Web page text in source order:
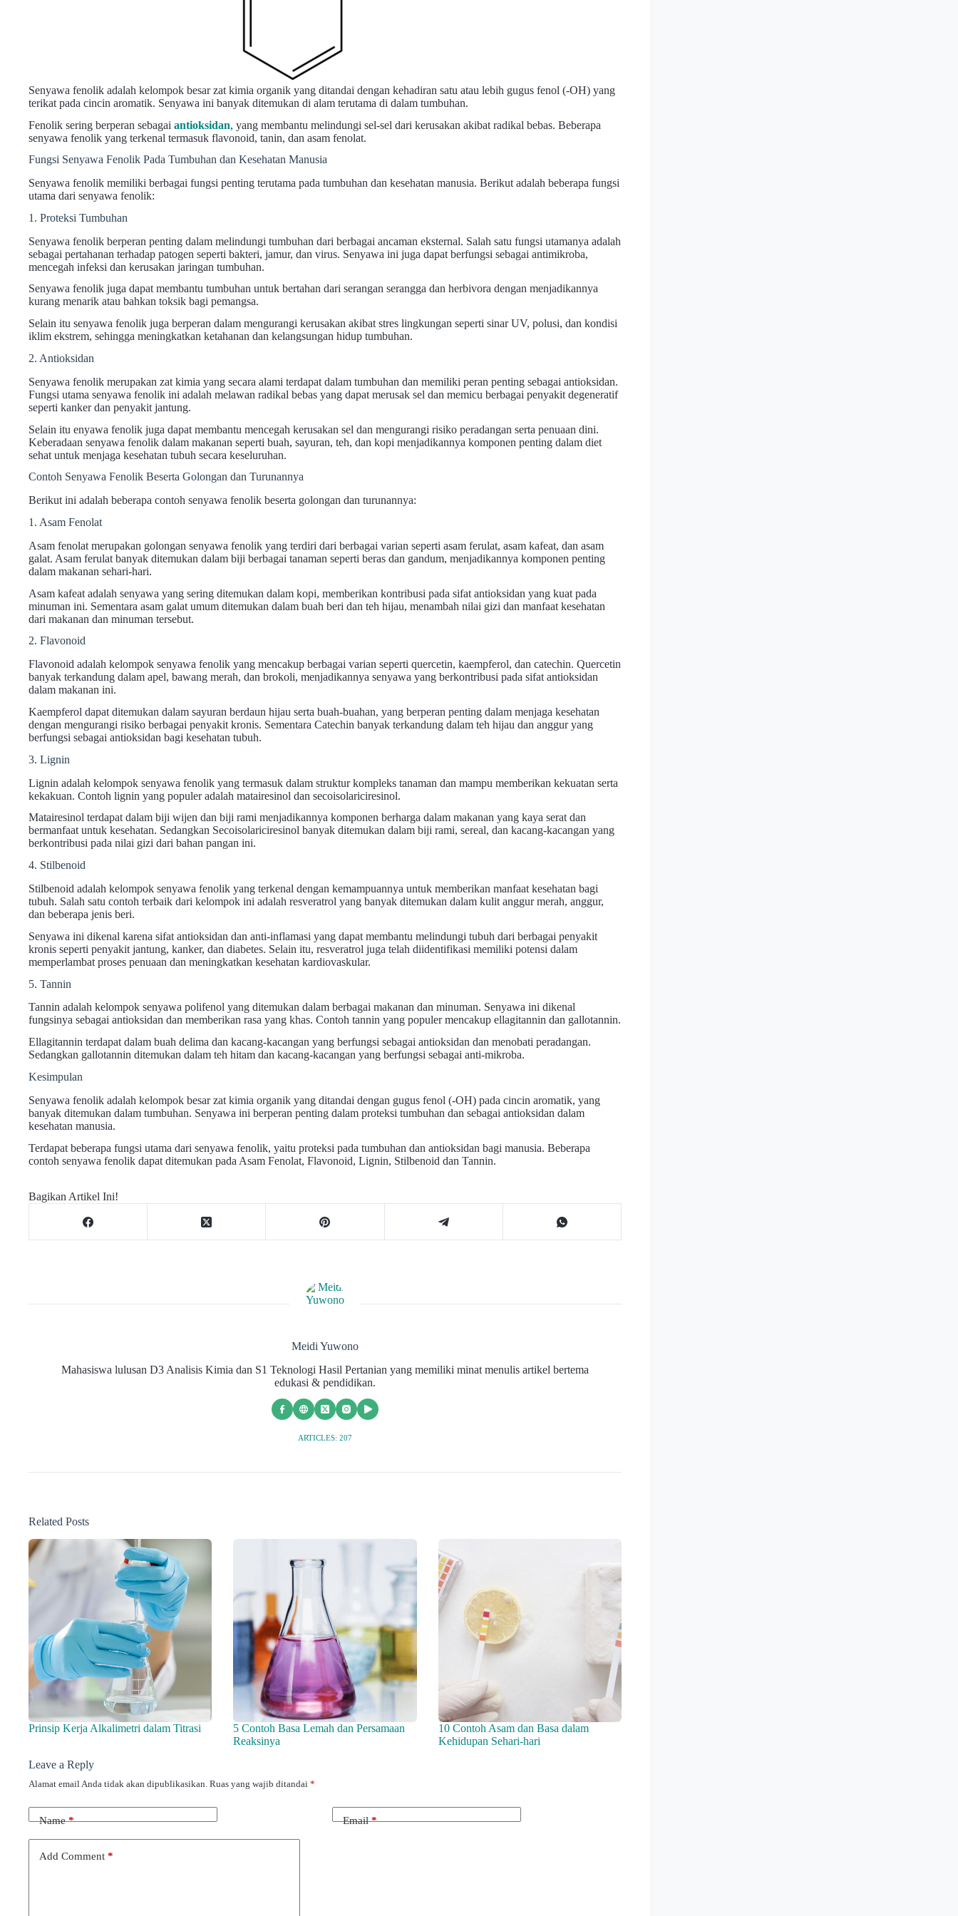
Senyawa fenolik adalah kelompok besar zat kimia organik yang ditandai dengan kehadiran satu atau lebih gugus fenol (-OH) yang
terikat pada cincin aromatik. Senyawa ini banyak ditemukan di alam terutama di dalam tumbuhan.
Fenolik sering berperan sebagai antioksidan, yang membantu melindungi sel-sel dari kerusakan akibat radikal bebas. Beberapa
senyawa fenolik yang terkenal termasuk flavonoid, tanin, dan asam fenolat.
Fungsi Senyawa Fenolik Pada Tumbuhan dan Kesehatan Manusia
Senyawa fenolik memiliki berbagai fungsi penting terutama pada tumbuhan dan kesehatan manusia. Berikut adalah beberapa fungsi
utama dari senyawa fenolik:
1. Proteksi Tumbuhan
Senyawa fenolik berperan penting dalam melindungi tumbuhan dari berbagai ancaman eksternal. Salah satu fungsi utamanya adalah
sebagai pertahanan terhadap patogen seperti bakteri, jamur, dan virus. Senyawa ini juga dapat berfungsi sebagai antimikroba,
mencegah infeksi dan kerusakan jaringan tumbuhan.
Senyawa fenolik juga dapat membantu tumbuhan untuk bertahan dari serangan serangga dan herbivora dengan menjadikannya
kurang menarik atau bahkan toksik bagi pemangsa.
Selain itu senyawa fenolik juga berperan dalam mengurangi kerusakan akibat stres lingkungan seperti sinar UV, polusi, dan kondisi
iklim ekstrem, sehingga meningkatkan ketahanan dan kelangsungan hidup tumbuhan.
2. Antioksidan
Senyawa fenolik merupakan zat kimia yang secara alami terdapat dalam tumbuhan dan memiliki peran penting sebagai antioksidan.
Fungsi utama senyawa fenolik ini adalah melawan radikal bebas yang dapat merusak sel dan memicu berbagai penyakit degeneratif
seperti kanker dan penyakit jantung.
Selain itu enyawa fenolik juga dapat membantu mencegah kerusakan sel dan mengurangi risiko peradangan serta penuaan dini.
Keberadaan senyawa fenolik dalam makanan seperti buah, sayuran, teh, dan kopi menjadikannya komponen penting dalam diet
sehat untuk menjaga kesehatan tubuh secara keseluruhan.
Contoh Senyawa Fenolik Beserta Golongan dan Turunannya
Berikut ini adalah beberapa contoh senyawa fenolik beserta golongan dan turunannya:
1. Asam Fenolat
Asam fenolat merupakan golongan senyawa fenolik yang terdiri dari berbagai varian seperti asam ferulat, asam kafeat, dan asam
galat. Asam ferulat banyak ditemukan dalam biji berbagai tanaman seperti beras dan gandum, menjadikannya komponen penting
dalam makanan sehari-hari.
Asam kafeat adalah senyawa yang sering ditemukan dalam kopi, memberikan kontribusi pada sifat antioksidan yang kuat pada
minuman ini. Sementara asam galat umum ditemukan dalam buah beri dan teh hijau, menambah nilai gizi dan manfaat kesehatan
dari makanan dan minuman tersebut.
2. Flavonoid
Flavonoid adalah kelompok senyawa fenolik yang mencakup berbagai varian seperti quercetin, kaempferol, dan catechin. Quercetin
banyak terkandung dalam apel, bawang merah, dan brokoli, menjadikannya senyawa yang berkontribusi pada sifat antioksidan
dalam makanan ini.
Kaempferol dapat ditemukan dalam sayuran berdaun hijau serta buah-buahan, yang berperan penting dalam menjaga kesehatan
dengan mengurangi risiko berbagai penyakit kronis. Sementara Catechin banyak terkandung dalam teh hijau dan anggur yang
berfungsi sebagai antioksidan bagi kesehatan tubuh.
3. Lignin
Lignin adalah kelompok senyawa fenolik yang termasuk dalam struktur kompleks tanaman dan mampu memberikan kekuatan serta
kekakuan. Contoh lignin yang populer adalah matairesinol dan secoisolariciresinol.
Matairesinol terdapat dalam biji wijen dan biji rami menjadikannya komponen berharga dalam makanan yang kaya serat dan
bermanfaat untuk kesehatan. Sedangkan Secoisolariciresinol banyak ditemukan dalam biji rami, sereal, dan kacang-kacangan yang
berkontribusi pada nilai gizi dari bahan pangan ini.
4. Stilbenoid
Stilbenoid adalah kelompok senyawa fenolik yang terkenal dengan kemampuannya untuk memberikan manfaat kesehatan bagi
tubuh. Salah satu contoh terbaik dari kelompok ini adalah resveratrol yang banyak ditemukan dalam kulit anggur merah, anggur,
dan beberapa jenis beri.
Senyawa ini dikenal karena sifat antioksidan dan anti-inflamasi yang dapat membantu melindungi tubuh dari berbagai penyakit
kronis seperti penyakit jantung, kanker, dan diabetes. Selain itu, resveratrol juga telah diidentifikasi memiliki potensi dalam
memperlambat proses penuaan dan meningkatkan kesehatan kardiovaskular.
5. Tannin
Tannin adalah kelompok senyawa polifenol yang ditemukan dalam berbagai makanan dan minuman. Senyawa ini dikenal
fungsinya sebagai antioksidan dan memberikan rasa yang khas. Contoh tannin yang populer mencakup ellagitannin dan gallotannin.
Ellagitannin terdapat dalam buah delima dan kacang-kacangan yang berfungsi sebagai antioksidan dan menobati peradangan.
Sedangkan gallotannin ditemukan dalam teh hitam dan kacang-kacangan yang berfungsi sebagai anti-mikroba.
Kesimpulan
Senyawa fenolik adalah kelompok besar zat kimia organik yang ditandai dengan gugus fenol (-OH) pada cincin aromatik, yang
banyak ditemukan dalam tumbuhan. Senyawa ini berperan penting dalam proteksi tumbuhan dan sebagai antioksidan dalam
kesehatan manusia.
Terdapat beberapa fungsi utama dari senyawa fenolik, yaitu proteksi pada tumbuhan dan antioksidan bagi manusia. Beberapa
contoh senyawa fenolik dapat ditemukan pada Asam Fenolat, Flavonoid, Lignin, Stilbenoid dan Tannin.
Bagikan Artikel Ini!
Meidi Yuwono
Mahasiswa lulusan D3 Analisis Kimia dan S1 Teknologi Hasil Pertanian yang memiliki minat menulis artikel bertema
edukasi & pendidikan.
ARTICLES: 207
Related Posts
Prinsip Kerja Alkalimetri dalam Titrasi
5 Contoh Basa Lemah dan Persamaan
Reaksinya
10 Contoh Asam dan Basa dalam
Kehidupan Sehari-hari
Leave a Reply
Alamat email Anda tidak akan dipublikasikan. Ruas yang wajib ditandai *
Name* Email*
Add Comment *